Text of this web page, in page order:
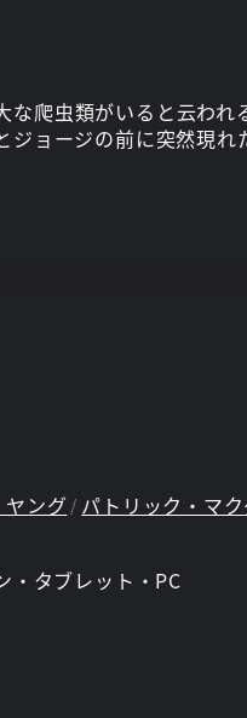
爬虫類がいると云わ
ジョージの前に突然現
ヤング パトリック・マ
・タブレット・PC